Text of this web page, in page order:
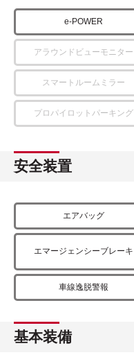
e-POWER
アラウンドビューモニター
スマートルームミラー
プロパイロットパーキング
安全装置
エアバッグ
エマージェンシーブレーキ
車線逸脱警報
基本装備